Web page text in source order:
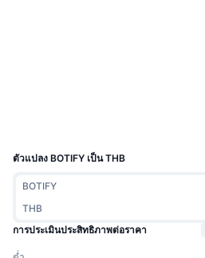
ตัวแปลง BOTIFY เป็น THB
BOTIFY
THB
การประเมินประสิทธิภาพต่อราคา